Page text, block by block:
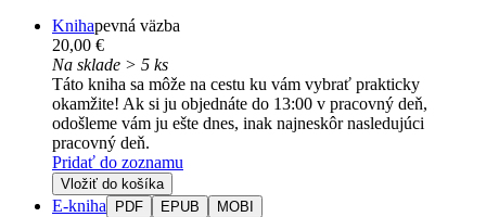
Knihapevná väzba
20,00 €
Na sklade > 5 ks
Táto kniha sa môže na cestu ku vám vybrať prakticky
okamžite! Ak si ju objednáte do 13:00 v pracovný deň,
odošleme vám ju ešte dnes, inak najneskôr nasledujúci
pracovný deň.
Pridať do zoznamu
Vložiť do košíka
E-kniha PDF EPUB MOBI